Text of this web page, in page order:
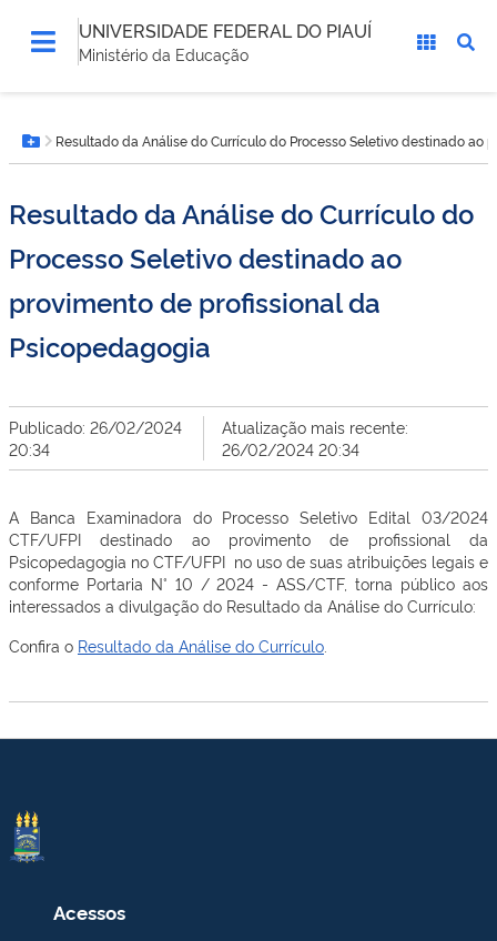
UNIVERSIDADE FEDERAL DO PIAUÍ
Ministério da Educação
está
aqui:Botão Menu
Resultado da Análise do Currículo do Processo Seletivo destinado ao
Resultado da Análise do Currículo do
Processo Seletivo destinado ao
provimento de profissional da
Psicopedagogia
Publicado: 26/02/2024
20:34
Atualização mais recente:
26/02/2024 20:34
A Banca Examinadora do Processo Seletivo Edital 03/2024
CTF/UFPI destinado ao provimento de profissional da
Psicopedagogia no CTF/UFPI no uso de suas atribuições legais e
conforme Portaria N° 10 / 2024 - ASS/CTF, torna público aos
interessados a divulgação do Resultado da Análise do Currículo:
Confira o Resultado da Análise do Currículo
Acessos